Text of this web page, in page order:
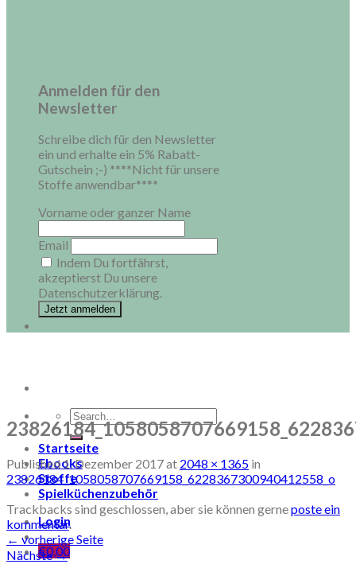
Anmelden für den
Newsletter
Schreibe dich für den Newsletter
ein und erhalte ein 5% Rabatt-
Gutschein ;-) ****Nicht für unsere
Stoffe anwendbar****
Vorname oder ganzer Name
Email
Indem Du fortfährst,
akzeptierst Du unsere
Datenschutzerklärung.
Search
for:
Startseite
Ebooks
Stoffe
Spielküchenzubehör
Login
€0,00
Published1. Dezember 2017at 2048 × 1365 in
23826184_1058058707669158_6228367300940412558_o
Trackbacks sind geschlossen, aber sie können gerneposte ein
kommentar.
← vorherige Seite
Nächste→